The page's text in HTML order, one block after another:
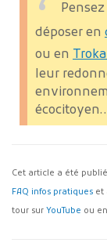
déposer en
ou en
leur
Cet article a été
FAQ infos pratiques et
tour sur YouTube ou